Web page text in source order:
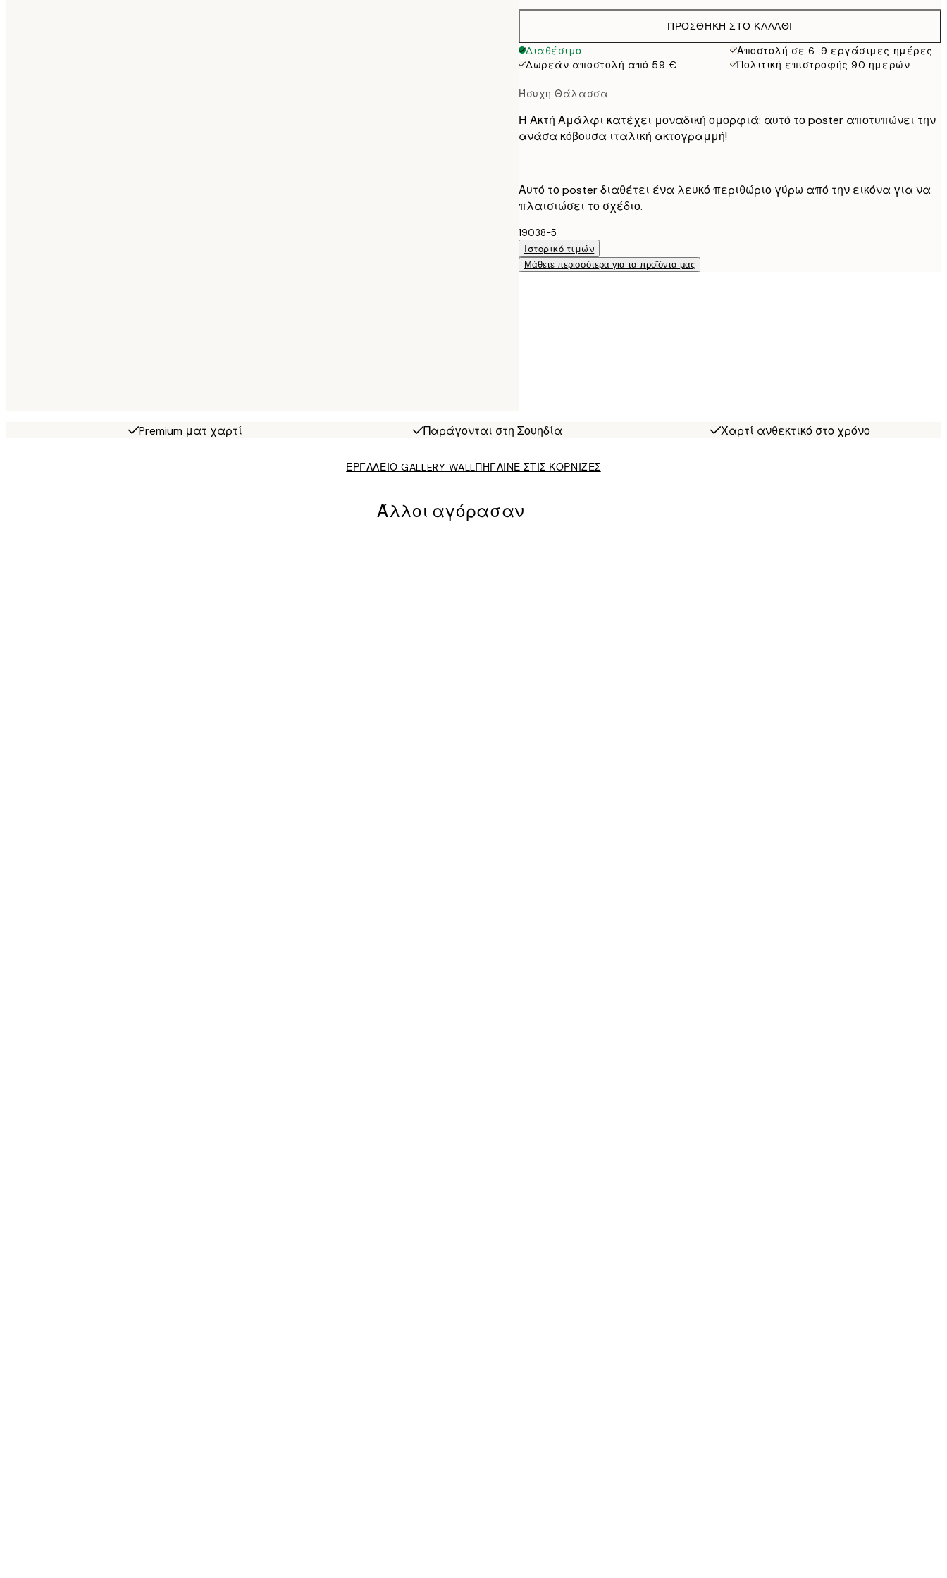
32,45 €
ΠΡΟΣΘΉΚΗ ΣΤΟ ΚΑΛΆΘΙ
Διαθέσιμο
Αποστολή σε 6-9 εργάσιμες ημέρες
Δωρεάν αποστολή από 59 €
Πολιτική επιστροφής 90 ημερών
Ήσυχη Θάλασσα
Η Ακτή Αμάλφι κατέχει μοναδική ομορφιά: αυτό το poster αποτυπώνει την
ανάσα κόβουσα ιταλική ακτογραμμή!
Αυτό το poster διαθέτει ένα λευκό περιθώριο γύρω από την εικόνα για να
πλαισιώσει το σχέδιο.
19038-5
Ιστορικό τιμών
Μάθετε περισσότερα για τα προϊόντα μας
Premium ματ χαρτί Παράγονται στη Σουηδία Χαρτί ανθεκτικό στο χρόνο
ΕΡΓΑΛΕΙΟ GALLERY WALLΠΗΓΑΙΝΕ ΣΤΙΣ ΚΟΡΝΙΖΕΣ
Άλλοι αγόρασαν